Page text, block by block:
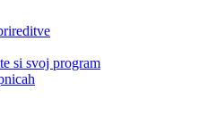
si svoj program